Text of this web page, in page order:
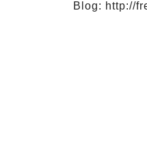
Blog: http://